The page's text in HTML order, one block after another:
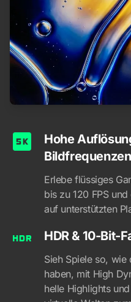
Hohe
Bildfrequenzen
Erlebe flüssiges
bis zu 120 FPS
auf unterstützten
HDR & 10-Bit-
Sieh Spiele so,
haben, mit High
helle Highlights